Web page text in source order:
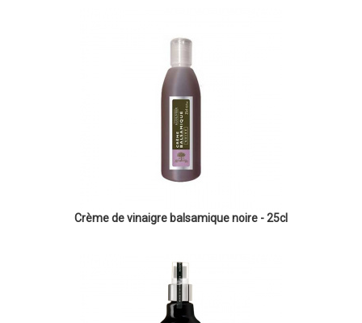
Crème de vinaigre balsamique noire - 25cl